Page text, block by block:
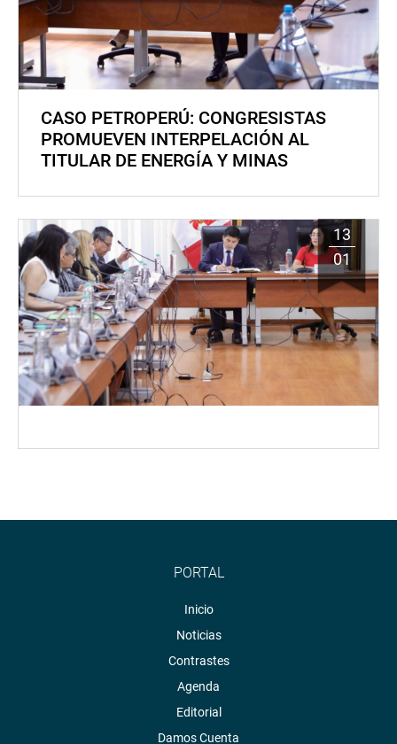
CASO PETROPERÚ: CONGRESISTAS
PROMUEVEN INTERPELACIÓN AL
TITULAR DE ENERGÍA Y MINAS
13
01
PORTAL
Inicio
Noticias
Contrastes
Agenda
Editorial
Damos Cuenta